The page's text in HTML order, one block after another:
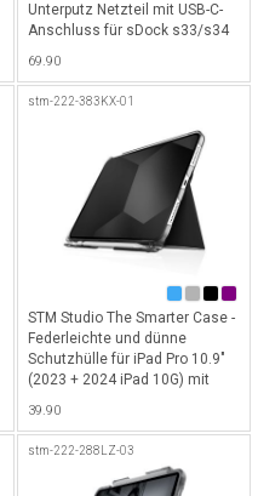
Unterputz Netzteil mit USB-C-
Anschluss für sDock s33/s34
69.90
stm-222-383KX-01
STM Studio The Smarter Case -
Federleichte und dünne
Schutzhülle für iPad Pro 10.9"
(2023 + 2024 iPad 10G) mit
Schwarz
39.90
stm-222-288LZ-03